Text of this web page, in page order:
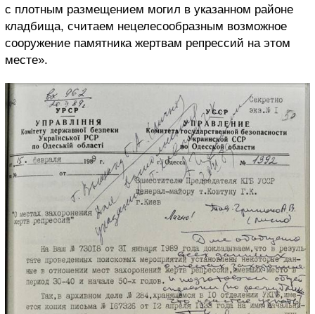
с плотным размещением могил в указанном районе
кладбища, считаем нецелесообразным возможное
сооружение памятника жертвам репрессий на этом
месте».